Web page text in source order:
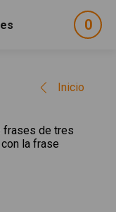
0
Inicio
frases de tres
la frase